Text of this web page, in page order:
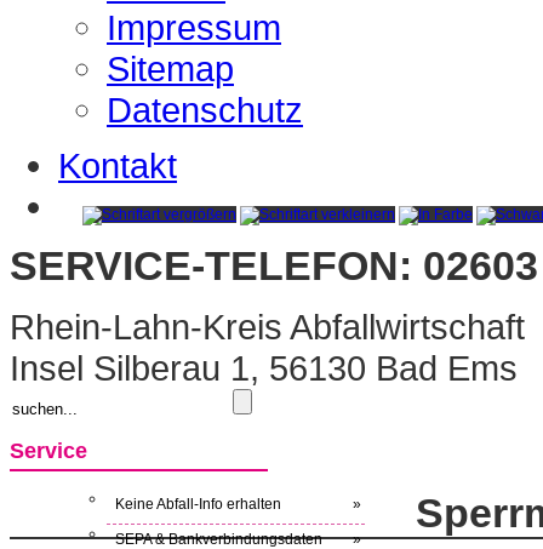
Impressum
Sitemap
Datenschutz
Kontakt
SERVICE-TELEFON:
Rhein-Lahn-Kreis Abfallwirtschaft
Insel Silberau 1, 56130 Bad Ems
Service
Keine Abfall-Info erhalten »
SEPA & Bankverbindungsdaten »